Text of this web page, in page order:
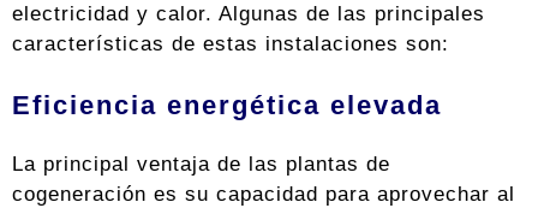
electricidad y calor. Algunas de las principales
características de estas instalaciones son:
Eficiencia energética elevada
La principal ventaja de las plantas de
cogeneración es su capacidad para aprovechar al